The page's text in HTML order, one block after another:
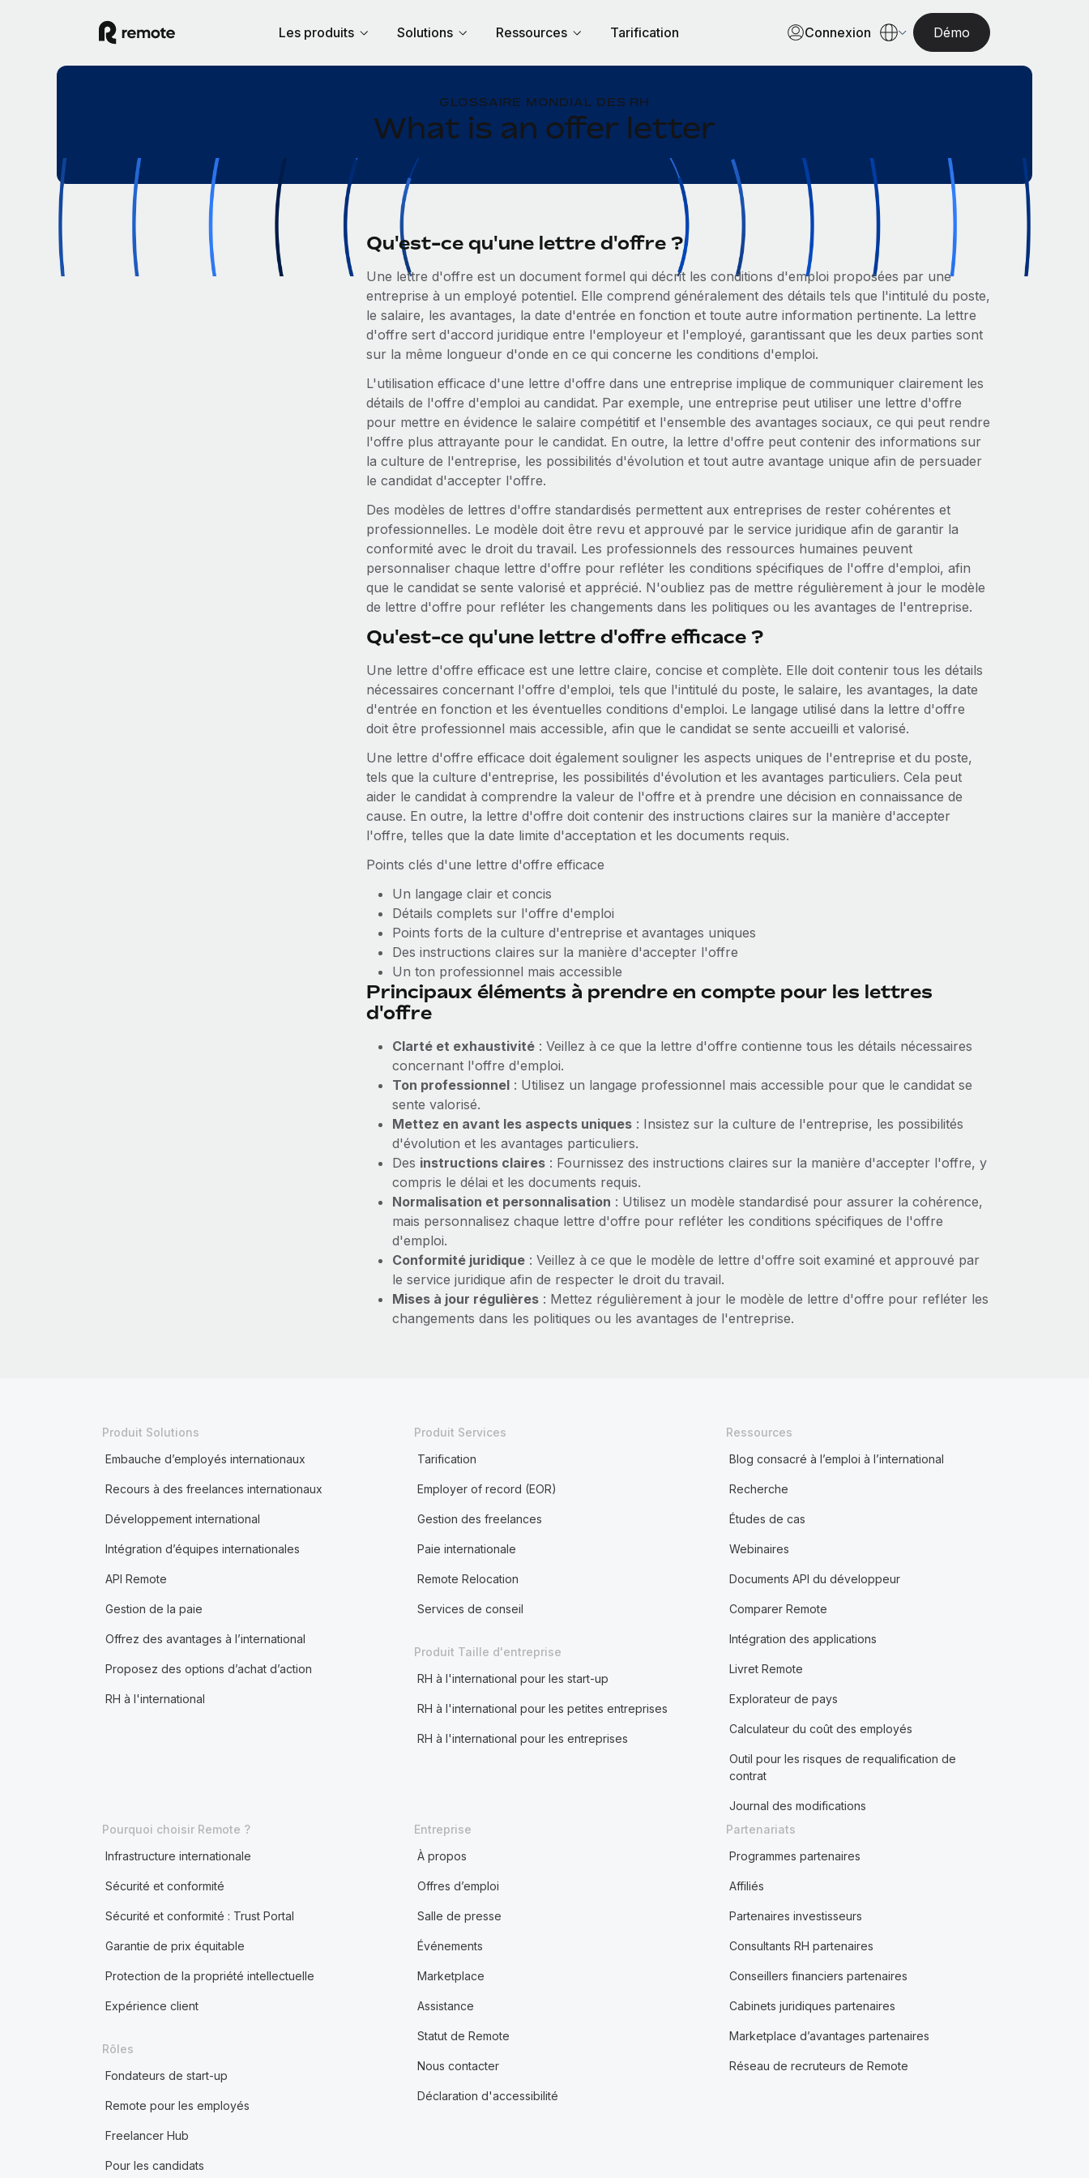
Les produits Solutions Ressources Tarification Connexion Démo
GLOSSAIRE MONDIAL DES RH
What is an offer letter
Qu'est-ce qu'une lettre d'offre ?
Une lettre d'offre est un document formel qui décrit les conditions d'emploi proposées par une
entreprise à un employé potentiel. Elle comprend généralement des détails tels que l'intitulé du poste,
le salaire, les avantages, la date d'entrée en fonction et toute autre information pertinente. La lettre
d'offre sert d'accord juridique entre l'employeur et l'employé, garantissant que les deux parties sont
sur la même longueur d'onde en ce qui concerne les conditions d'emploi.
L'utilisation efficace d'une lettre d'offre dans une entreprise implique de communiquer clairement les
détails de l'offre d'emploi au candidat. Par exemple, une entreprise peut utiliser une lettre d'offre
pour mettre en évidence le salaire compétitif et l'ensemble des avantages sociaux, ce qui peut rendre
l'offre plus attrayante pour le candidat. En outre, la lettre d'offre peut contenir des informations sur
la culture de l'entreprise, les possibilités d'évolution et tout autre avantage unique afin de persuader
le candidat d'accepter l'offre.
Des modèles de lettres d'offre standardisés permettent aux entreprises de rester cohérentes et
professionnelles. Le modèle doit être revu et approuvé par le service juridique afin de garantir la
conformité avec le droit du travail. Les professionnels des ressources humaines peuvent
personnaliser chaque lettre d'offre pour refléter les conditions spécifiques de l'offre d'emploi, afin
que le candidat se sente valorisé et apprécié. N'oubliez pas de mettre régulièrement à jour le modèle
de lettre d'offre pour refléter les changements dans les politiques ou les avantages de l'entreprise.
Qu'est-ce qu'une lettre d'offre efficace ?
Une lettre d'offre efficace est une lettre claire, concise et complète. Elle doit contenir tous les détails
nécessaires concernant l'offre d'emploi, tels que l'intitulé du poste, le salaire, les avantages, la date
d'entrée en fonction et les éventuelles conditions d'emploi. Le langage utilisé dans la lettre d'offre
doit être professionnel mais accessible, afin que le candidat se sente accueilli et valorisé.
Une lettre d'offre efficace doit également souligner les aspects uniques de l'entreprise et du poste,
tels que la culture d'entreprise, les possibilités d'évolution et les avantages particuliers. Cela peut
aider le candidat à comprendre la valeur de l'offre et à prendre une décision en connaissance de
cause. En outre, la lettre d'offre doit contenir des instructions claires sur la manière d'accepter
l'offre, telles que la date limite d'acceptation et les documents requis.
Points clés d'une lettre d'offre efficace
Un langage clair et concis
Détails complets sur l'offre d'emploi
Points forts de la culture d'entreprise et avantages uniques
Des instructions claires sur la manière d'accepter l'offre
Un ton professionnel mais accessible
Principaux éléments à prendre en compte pour les lettres
d'offre
Clarté et exhaustivité: Veillez à ce que la lettre d'offre contienne tous les détails nécessaires
concernant l'offre d'emploi.
Ton professionnel: Utilisez un langage professionnel mais accessible pour que le candidat se
sente valorisé.
Mettez en avant les aspects uniques: Insistez sur la culture de l'entreprise, les possibilités
d'évolution et les avantages particuliers.
Des instructions claires: Fournissez des instructions claires sur la manière d'accepter l'offre, y
compris le délai et les documents requis.
Normalisation et personnalisation : Utilisez un modèle standardisé pour assurer la cohérence,
mais personnalisez chaque lettre d'offre pour refléter les conditions spécifiques de l'offre
d'emploi.
Conformité juridique: Veillez à ce que le modèle de lettre d'offre soit examiné et approuvé par
le service juridique afin de respecter le droit du travail.
Mises à jour régulières: Mettez régulièrement à jour le modèle de lettre d'offre pour refléter les
changements dans les politiques ou les avantages de l'entreprise.
Produit Solutions
Embauche d’employés internationaux
Recours à des freelances internationaux
Développement international
Intégration d’équipes internationales
API Remote
Gestion de la paie
Offrez des avantages à l’international
Proposez des options d’achat d’action
RH à l'international
Produit Services
Tarification
Employer of record (EOR)
Gestion des freelances
Paie internationale
Remote Relocation
Services de conseil
Produit Taille d'entreprise
RH à l'international pour les start-up
RH à l'international pour les petites entreprises
RH à l'international pour les entreprises
Ressources
Blog consacré à l’emploi à l’international
Recherche
Études de cas
Webinaires
Documents API du développeur
Comparer Remote
Intégration des applications
Livret Remote
Explorateur de pays
Calculateur du coût des employés
Outil pour les risques de requalification de
contrat
Journal des modifications
Pourquoi choisir Remote ?
Infrastructure internationale
Sécurité et conformité
Sécurité et conformité : Trust Portal
Garantie de prix équitable
Protection de la propriété intellectuelle
Expérience client
Rôles
Fondateurs de start-up
Remote pour les employés
Freelancer Hub
Pour les candidats
Entreprise
À propos
Offres d’emploi
Salle de presse
Événements
Marketplace
Assistance
Statut de Remote
Nous contacter
Déclaration d'accessibilité
Partenariats
Programmes partenaires
Affiliés
Partenaires investisseurs
Consultants RH partenaires
Conseillers financiers partenaires
Cabinets juridiques partenaires
Marketplace d’avantages partenaires
Réseau de recruteurs de Remote